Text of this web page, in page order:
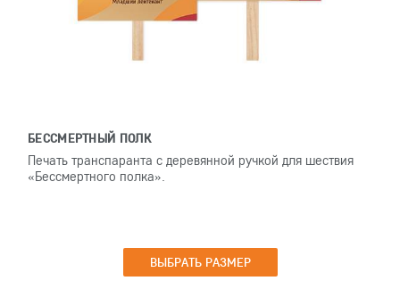
БЕССМЕРТНЫЙ ПОЛК
Печать транспаранта с деревянной ручкой для шествия
«Бессмертного полка».
ВЫБРАТЬ РАЗМЕР